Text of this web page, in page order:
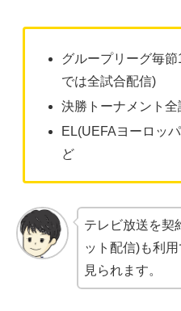
グループリーグ毎
では全試合配信)
決勝トーナメント全
EL(UEFAヨーロッ
ど
テレビ放送を契
ット配信)も利
見られます。